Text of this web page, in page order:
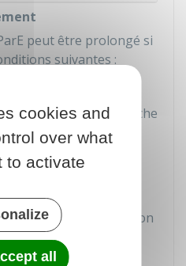
peut être prolongé si
suivantes :
trouvé de place en crèche
d'accueil
en-dessous du
de la prestation
suivant la date
cookies and
over what
to activate
all